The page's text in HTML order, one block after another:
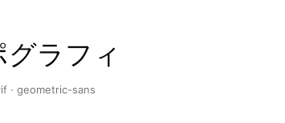
ラフィ
· geometric-sans